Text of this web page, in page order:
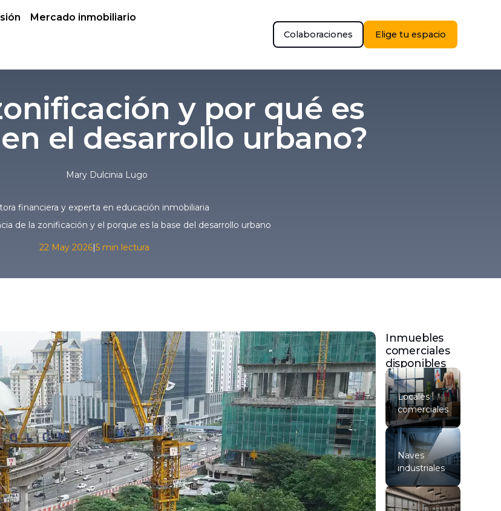
Mercado inmobiliario
Colaboraciones Elige tu espacio
y por qué es
el desarrollo urbano?
Mary Dulcinia Lugo
financiera y experta en educación inmobiliaria
de la zonificación y el porque es la base del desarrollo urbano
22 May 2026|5 min lectura
Inmuebles
comerciales
disponibles
Locales
comerciales
Naves
industriales